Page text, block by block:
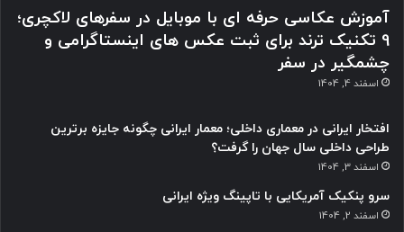
آموزش عکاسی حرفه ای با موبایل در سفرهای لاکچری؛
9 تکنیک ترند برای ثبت عکس های اینستاگرامی و
چشمگیر در سفر
اسفند 4, 1404
افتخار ایرانی در معماری داخلی؛ معمار ایرانی چگونه جایزه برترین
طراحی داخلی سال جهان را گرفت؟
اسفند 3, 1404
سرو پنکیک آمریکایی با تاپینگ ویژه ایرانی
اسفند 2, 1404